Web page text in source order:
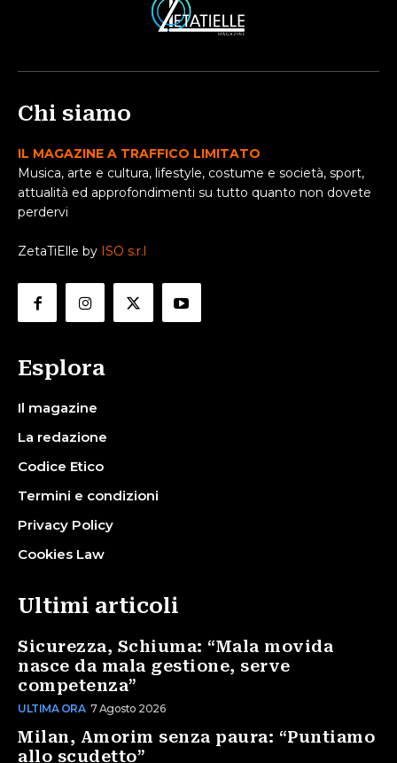
Chi siamo
IL MAGAZINE A TRAFFICO LIMITATO
Musica, arte e cultura, lifestyle, costume e società, sport,
attualità ed approfondimenti su tutto quanto non dovete
perdervi
ZetaTiElle by ISO s.r.l
Esplora
Il magazine
La redazione
Codice Etico
Termini e condizioni
Privacy Policy
Cookies Law
Ultimi articoli
Sicurezza, Schiuma: “Mala movida
nasce da mala gestione, serve
competenza”
ULTIMA ORA 7 Agosto 2026
Milan, Amorim senza paura: “Puntiamo
allo scudetto”